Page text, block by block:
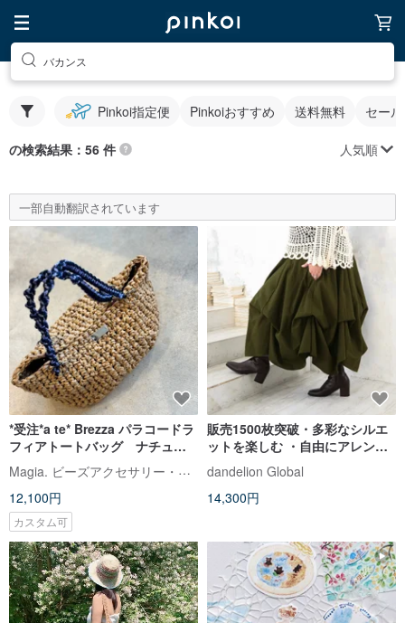
バカンス
Pinkoi指定便 Pinkoiおすすめ 送料無料 セー
の検索結果：56 件 人気順
一部自動翻訳されています
*受注*a te* Brezza パラコードラ
フィアトートバッグ ナチュラ
ル*ネイビー スマホストラップMagia. ビーズアクセサリー・かぎ針・パラコード編み師
12,100円
カスタム可
販売1500枚突破・多彩なシルエ
ットを楽しむ ・自由にアレンジ
スカート ・Fine・グリーン・プ
ラスサイズ・d-sk004
dandelion Global
14,300円